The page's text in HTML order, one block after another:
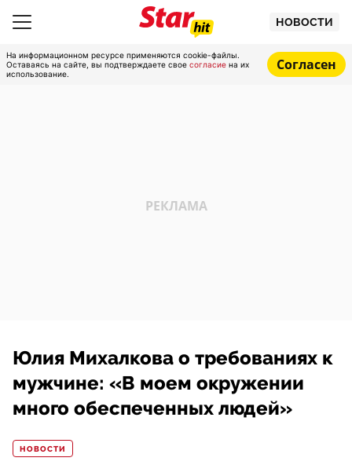
НОВОСТИ
На информационном ресурсе применяются cookie-файлы.
Оставаясь на сайте, вы подтверждаете свое согласие на их
использование.
Согласен
Юлия Михалкова о требованиях к
мужчине: «В моем окружении
много обеспеченных людей»
НОВОСТИ